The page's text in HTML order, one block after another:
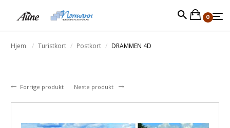
0
Hjem Turistkort Postkort DRAMMEN 4D
Forrige produkt Neste produkt